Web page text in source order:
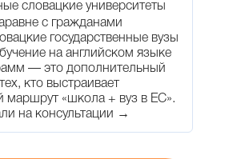
словацкие университеты
с гражданами
государственные вузы
на английском языке
— это дополнительный
кто выстраивает
маршрут «школа + вуз в ЕС».
на консультации →